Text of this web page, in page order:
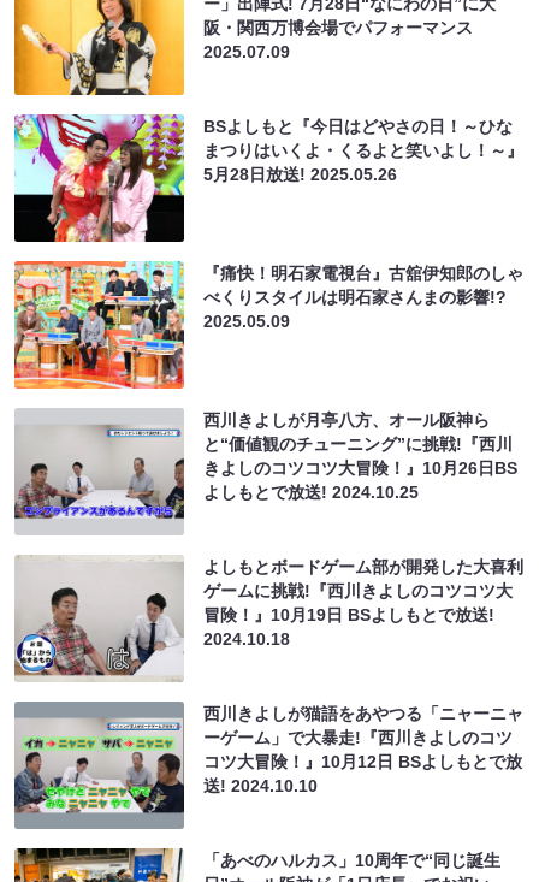
阪・関西万博会場でパフォーマンス
2025.07.09
BSよしもと『今日はどやさの日！～ひな
まつりはいくよ・くるよと笑いよし！～』
5月28日放送!2025.05.26
『痛快！明石家電視台』古舘伊知郎のしゃ
べくりスタイルは明石家さんまの影響!?
2025.05.09
西川きよしが月亭八方、オール阪神ら
と“価値観のチューニング”に挑戦!『西川
きよしのコツコツ大冒険！』10月26日BS
よしもとで放送!2024.10.25
よしもとボードゲーム部が開発した大喜利
ゲームに挑戦!『西川きよしのコツコツ大
冒険！』10月19日 BSよしもとで放送!
2024.10.18
西川きよしが猫語をあやつる「ニャーニャ
ーゲーム」で大暴走!『西川きよしのコツ
コツ大冒険！』10月12日 BSよしもとで放
送!2024.10.10
「あべのハルカス」10周年で“同じ誕生